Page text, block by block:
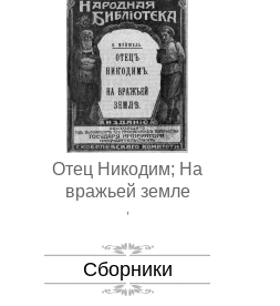
Отец Никодим; На
вражьей земле
Сборники